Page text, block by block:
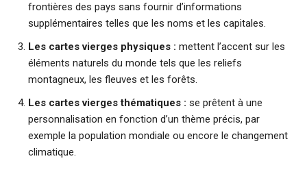
frontières des pays sans fournir d’informations
supplémentaires telles que les noms et les capitales.
Les cartes vierges physiques : mettent l’accent sur les
éléments naturels du monde tels que les reliefs
montagneux, les fleuves et les forêts.
Les cartes vierges thématiques : se prêtent à une
personnalisation en fonction d’un thème précis, par
exemple la population mondiale ou encore le changement
climatique.